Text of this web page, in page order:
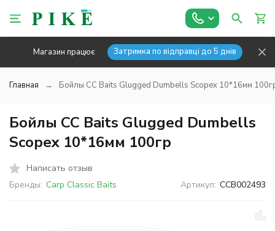
Магазин працює Затримка по відправці до 5 днів
Главная Бойлы CC Baits Glugged Dumbells Scopex 10*16мм
Бойлы CC Baits Glugged Dumbells
Scopex 10*16мм 100гр
Написать отзыв
Бренды: Carp Classic Baits Артикул: CCB002493